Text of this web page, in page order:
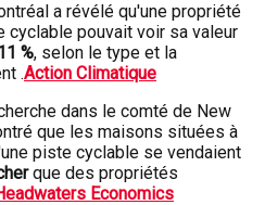
a révélé qu'une propriété
cyclable pouvait voir sa valeur
%, selon le type et la
.Action Climatique
dans le comté de New
que les maisons situées à
piste cyclable se vendaient
que des propriétés
Economics